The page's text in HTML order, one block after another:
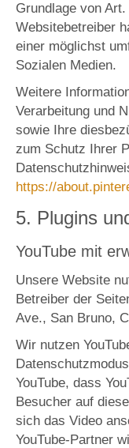
Grundlage von
Websitebetreiber
einer möglichst
Sozialen Medien.
Weitere
Verarbeitung und
sowie Ihre
zum Schutz Ihrer
https://
5. Plugins
YouTube mit
Unsere Website
Betreiber der
Ave., San Bruno,
Wir nutzen
YouTube, dass
Besucher auf
sich das Video
YouTube-Partner